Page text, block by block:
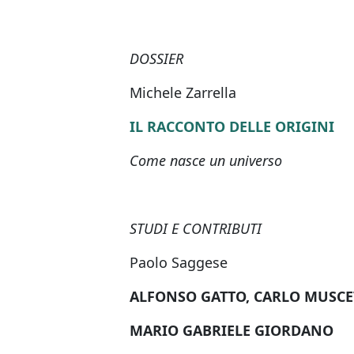
DOSSIER
Michele Zarrella
IL RACCONTO DELLE ORIGINI
Come nasce un universo
STUDI E CONTRIBUTI
Paolo Saggese
ALFONSO GATTO, CARLO
MARIO GABRIELE GIORDANO